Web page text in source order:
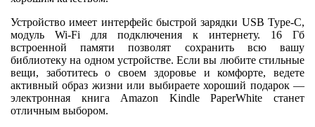
Устройство имеет интерфейс быстрой зарядки USB Type-C,
модуль Wi-Fi для подключения к интернету. 16 Гб
встроенной памяти позволят сохранить всю вашу
библиотеку на одном устройстве. Если вы любите стильные
вещи, заботитесь о своем здоровье и комфорте, ведете
активный образ жизни или выбираете хороший подарок —
электронная книга Amazon Kindle PaperWhite станет
отличным выбором.